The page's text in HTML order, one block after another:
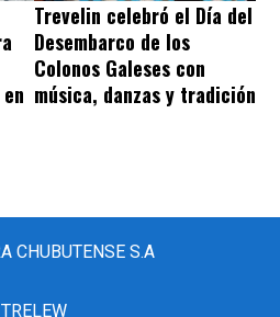
Trevelin celebró el Día del
Desembarco de los
Colonos Galeses con
música, danzas y tradición
CHUBUTENSE S.A
TRELEW